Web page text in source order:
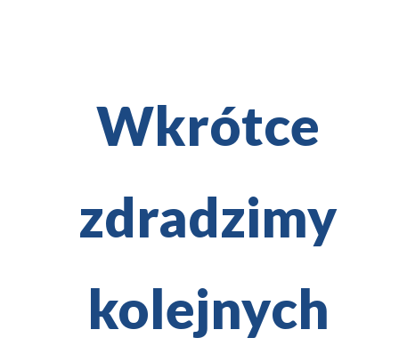
Wkrótce
zdradzimy
kolejnych